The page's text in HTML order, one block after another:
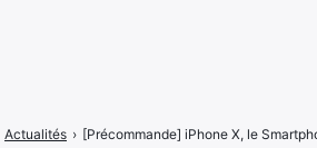
Actualités › [Précommande] iPhone X, le